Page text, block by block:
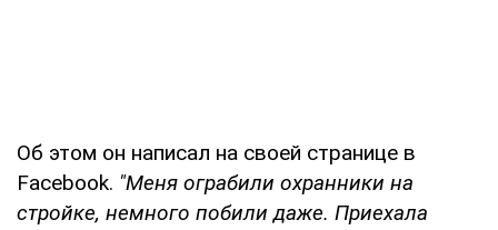
Об этом он написал на своей странице в
Facebook. "Меня ограбили охранники на
стройке, немного побили даже. Приехала